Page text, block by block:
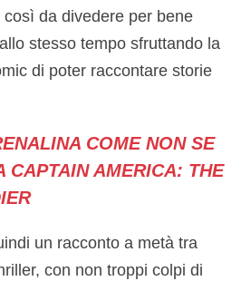
da divedere per bene
stesso tempo sfruttando la
di poter raccontare storie
COME NON SE
CAPTAIN AMERICA: THE
un racconto a metà tra
con non troppi colpi di